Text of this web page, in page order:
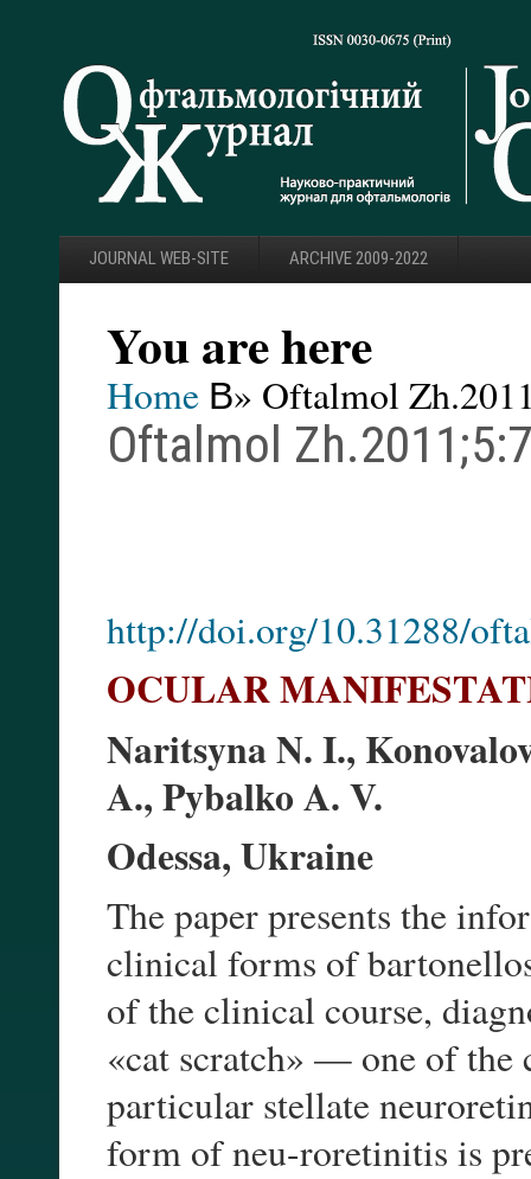
JOURNAL WEB-SITE ARCHIVE 2009-2022
You are here
Home В» Oftalmol
Oftalmol
http://doi.org/10.31288/
OCULAR
Naritsyna N. I.,
A., Pybalko A. V.
Odessa, Ukraine
The paper presents the
clinical forms of
of the clinical course,
«cat scratch» — one of
particular stellate
form of neu-roretinitis is